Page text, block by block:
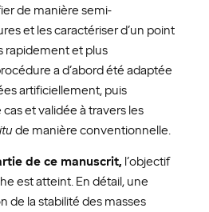
de manière semi-
et les caractériser d’un point
rapidement et plus
a d’abord été adaptée
artificiellement, puis
et validée à travers les
de manière conventionnelle.
de ce manuscrit, l’objectif
est atteint. En détail, une
de la stabilité des masses